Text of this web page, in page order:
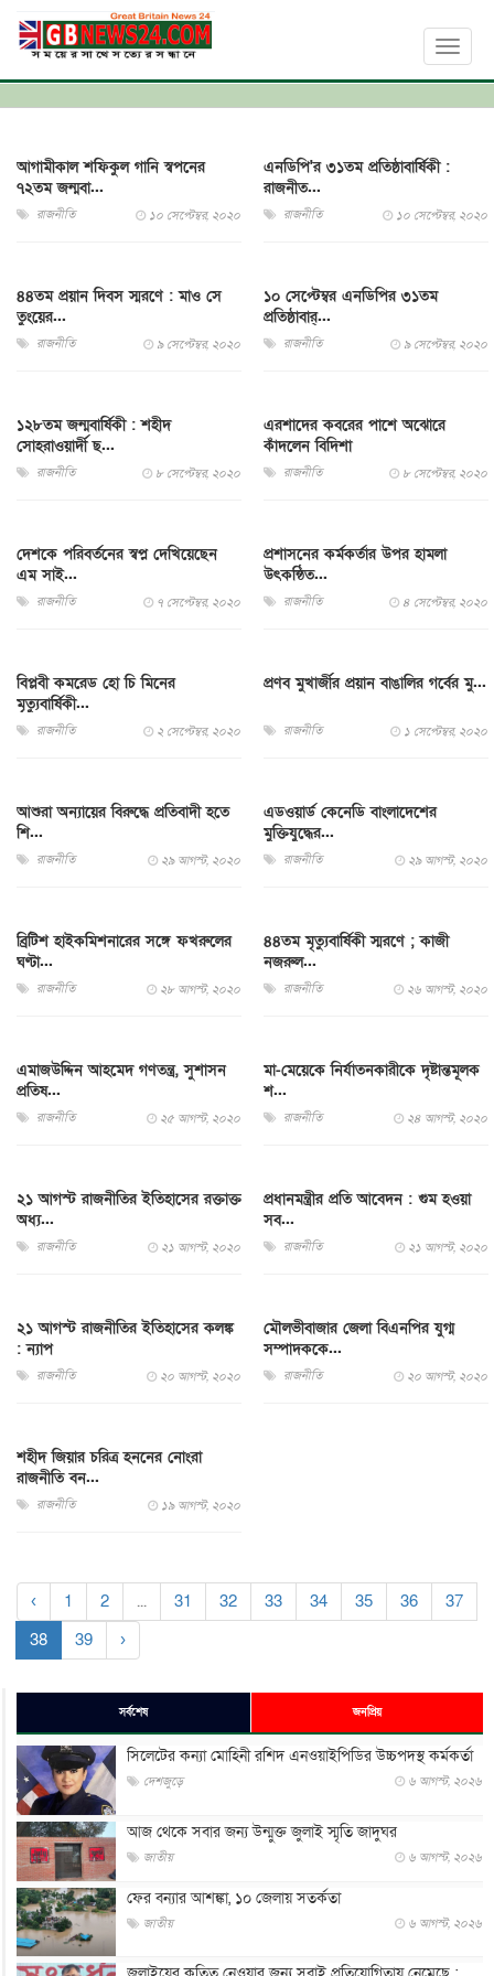
Toggle
আগামীকাল শফিকুল গানি স্বপনের
৭২তম জন্মবা...
রাজনীতি ১০ সেপ্টেম্বর, ২০২০
এনডিপি'র ৩১তম প্রতিষ্ঠাবার্ষিকী :
রাজনীত...
রাজনীতি ১০ সেপ্টেম্বর, ২০২০
৪৪তম প্রয়ান দিবস স্মরণে : মাও সে
তুংয়ের...
রাজনীতি ৯ সেপ্টেম্বর, ২০২০
১০ সেপ্টেম্বর এনডিপির ৩১তম
প্রতিষ্ঠাবার্...
রাজনীতি ৯ সেপ্টেম্বর, ২০২০
১২৮তম জন্মবার্ষিকী : শহীদ
সোহরাওয়ার্দী ছ...
রাজনীতি ৮ সেপ্টেম্বর, ২০২০
এরশাদের কবরের পাশে অঝোরে
কাঁদলেন বিদিশা
রাজনীতি ৮ সেপ্টেম্বর, ২০২০
দেশকে পরিবর্তনের স্বপ্ন দেখিয়েছেন
এম সাই...
রাজনীতি ৭ সেপ্টেম্বর, ২০২০
প্রশাসনের কর্মকর্তার উপর হামলা
উৎকন্ঠিত...
রাজনীতি ৪ সেপ্টেম্বর, ২০২০
বিপ্লবী কমরেড হো চি মিনের
মৃত্যুবার্ষিকী...
রাজনীতি ২ সেপ্টেম্বর, ২০২০
প্রণব মুখার্জীর প্রয়ান বাঙালির গর্বের মু...
রাজনীতি ১ সেপ্টেম্বর, ২০২০
আশুরা অন্যায়ের বিরুদ্ধে প্রতিবাদী হতে
শি...
রাজনীতি ২৯ আগস্ট, ২০২০
এডওয়ার্ড কেনেডি বাংলাদেশের
মুক্তিযুদ্ধের...
রাজনীতি ২৯ আগস্ট, ২০২০
ব্রিটিশ হাইকমিশনারের সঙ্গে ফখরুলের
ঘণ্টা...
রাজনীতি ২৮ আগস্ট, ২০২০
৪৪তম মৃত্যুবার্ষিকী স্মরণে ; কাজী
নজরুল...
রাজনীতি ২৬ আগস্ট, ২০২০
এমাজউদ্দিন আহমেদ গণতন্ত্র, সুশাসন
প্রতিষ...
রাজনীতি ২৫ আগস্ট, ২০২০
মা-মেয়েকে নির্যাতনকারীকে দৃষ্টান্তমূলক
শ...
রাজনীতি ২৪ আগস্ট, ২০২০
২১ আগস্ট রাজনীতির ইতিহাসের রক্তাক্ত
অধ্য...
রাজনীতি ২১ আগস্ট, ২০২০
প্রধানমন্ত্রীর প্রতি আবেদন : গুম হওয়া
সব...
রাজনীতি ২১ আগস্ট, ২০২০
২১ আগস্ট রাজনীতির ইতিহাসের কলঙ্ক
: ন্যাপ
রাজনীতি ২০ আগস্ট, ২০২০
মৌলভীবাজার জেলা বিএনপির যুগ্ম
সম্পাদককে...
রাজনীতি ২০ আগস্ট, ২০২০
শহীদ জিয়ার চরিত্র হননের নোংরা
রাজনীতি বন...
রাজনীতি ১৯ আগস্ট, ২০২০
‹ 1 2 ... 31 32 33 34 35 36
37
38
39 ›
সর্বশেষ জনপ্রিয়
সিলেটের কন্যা মোহিনী রশিদ এনওয়াইপিডির উচ্চপদস্থ কর্মকর্তা
দেশজুড়ে ৬ আগস্ট, ২০২৬
আজ থেকে সবার জন্য উন্মুক্ত জুলাই স্মৃতি জাদুঘর
জাতীয় ৬ আগস্ট, ২০২৬
ফের বন্যার আশঙ্কা, ১০ জেলায় সতর্কতা
জাতীয় ৬ আগস্ট, ২০২৬